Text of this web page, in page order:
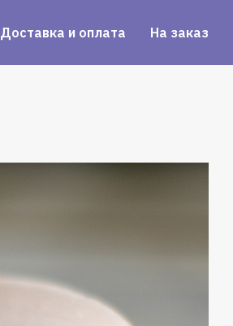
Доставка и оплата На заказ